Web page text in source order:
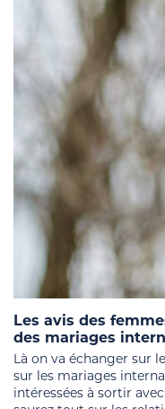
Les avis des
des mariages
Là on va échanger sur
sur les mariages
intéressées à sortir